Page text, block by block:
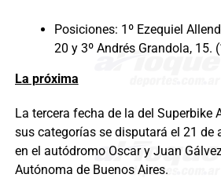
Posiciones: 1º Ezequiel
20 y 3º Andrés Grandola, 15.
La próxima
La tercera fecha de la del Superbike
sus categorías se disputará el 21 de
en el autódromo Oscar y Juan
Autónoma de Buenos Aires.